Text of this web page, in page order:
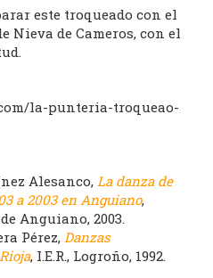
este troqueado con el
Nieva de Cameros, con el
la-punteria-troqueao-
Alesanco, La danza de
a 2003 en Anguiano,
Anguiano, 2003.
Pérez, Danzas
, I.E.R., Logroño, 1992.